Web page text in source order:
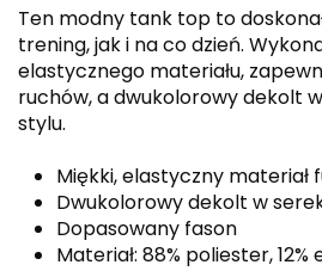
Ten modny tank top to
trening, jak i na co dzień.
elastycznego materiału,
ruchów, a dwukolorowy dekolt
stylu.
Miękki, elastyczny materiał
Dwukolorowy dekolt w
Dopasowany fason
Materiał: 88% poliester, 12%